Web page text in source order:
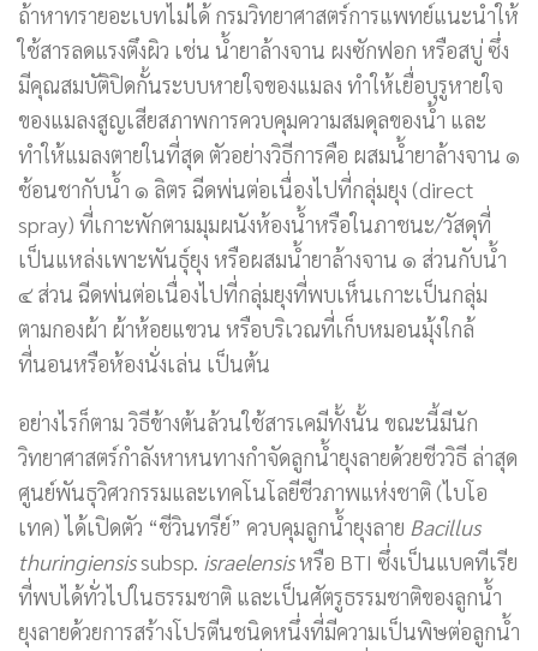
ถ้าหาทรายอะเบทไม่ได้ กรมวิทยาศาสตร์การแพทย์แนะนำให้
ใช้สารลดแรงตึงผิว เช่น น้ำยาล้างจาน ผงซักฟอก หรือสบู่ ซึ่ง
มีคุณสมบัติปิดกั้นระบบหายใจของแมลง ทำให้เยื่อบุรูหายใจ
ของแมลงสูญเสียสภาพการควบคุมความสมดุลของน้ำ และ
ทำให้แมลงตายในที่สุด ตัวอย่างวิธีการคือ ผสมน้ำยาล้างจาน ๑
ช้อนชากับน้ำ ๑ ลิตร ฉีดพ่นต่อเนื่องไปที่กลุ่มยุง (direct
spray) ที่เกาะพักตามมุมผนังห้องน้ำหรือในภาชนะ/วัสดุที่
เป็นแหล่งเพาะพันธุ์ยุง หรือผสมน้ำยาล้างจาน ๑ ส่วนกับน้ำ
๔ ส่วน ฉีดพ่นต่อเนื่องไปที่กลุ่มยุงที่พบเห็นเกาะเป็นกลุ่ม
ตามกองผ้า ผ้าห้อยแขวน หรือบริเวณที่เก็บหมอนมุ้งใกล้
ที่นอนหรือห้องนั่งเล่น เป็นต้น
อย่างไรก็ตาม วิธีข้างต้นล้วนใช้สารเคมีทั้งนั้น ขณะนี้มีนัก
วิทยาศาสตร์กำลังหาหนทางกำจัดลูกน้ำยุงลายด้วยชีววิธี ล่าสุด
ศูนย์พันธุวิศวกรรมและเทคโนโลยีชีวภาพแห่งชาติ (ไบโอ
เทค) ได้เปิดตัว “ชีวินทรีย์” ควบคุมลูกน้ำยุงลาย Bacillus
thuringiensissubsp. israelensisหรือ BTI ซึ่งเป็นแบคทีเรีย
ที่พบได้ทั่วไปในธรรมชาติ และเป็นศัตรูธรรมชาติของลูกน้ำ
ยุงลายด้วยการสร้างโปรตีนชนิดหนึ่งที่มีความเป็นพิษต่อลูกน้ำ